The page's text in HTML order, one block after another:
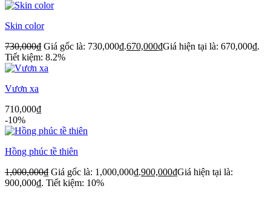
Skin color
730,000₫ Giá gốc là: 730,000₫.670,000₫Giá hiện tại là: 670,000₫.
Tiết kiệm: 8.2%
Vươn xa
710,000₫
-10%
Hồng phúc tề thiên
1,000,000₫ Giá gốc là: 1,000,000₫.900,000₫Giá hiện tại là:
900,000₫. Tiết kiệm: 10%